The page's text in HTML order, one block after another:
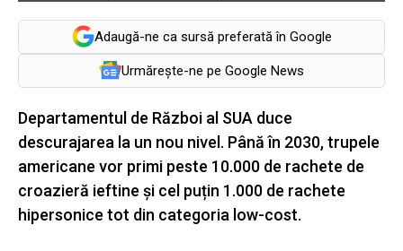
Adaugă-ne ca sursă preferată în Google
Urmărește-ne pe Google News
Departamentul de Război al SUA duce
descurajarea la un nou nivel. Până în 2030, trupele
americane vor primi peste 10.000 de rachete de
croazieră ieftine și cel puțin 1.000 de rachete
hipersonice tot din categoria low-cost.